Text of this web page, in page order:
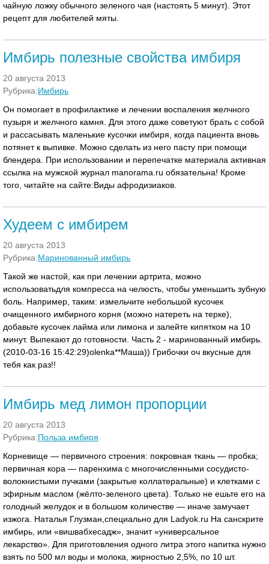
чайную ложку обычного зеленого чая (настоять 5 минут). Этот
рецепт для любителей мяты.
Имбирь полезные свойства имбиря
20 августа 2013
Рубрика:Имбирь
Он помогает в профилактике и лечении воспаления желчного
пузыря и желчного камня. Для этого даже советуют брать с собой
и рассасывать маленькие кусочки имбиря, когда пациента вновь
потянет к выпивке. Можно сделать из него пасту при помощи
блендера. При использовании и перепечатке материала активная
ссылка на мужской журнал manorama.ru обязательна! Кроме
того, читайте на сайте:Виды афродизиаков.
Худеем с имбирем
20 августа 2013
Рубрика:Маринованный имбирь
Такой же настой, как при лечении артрита, можно
использоватьдля компресса на челюсть, чтобы уменьшить зубную
боль. Например, таким: измельчите небольшой кусочек
очищенного имбирного корня (можно натереть на терке),
добавьте кусочек лайма или лимона и залейте кипятком на 10
минут. Выпекают до готовности. Часть 2 - маринованный имбирь.
(2010-03-16 15:42:29)olenka**Маша)) Грибочки оч вкусные для
тебя как раз!!
Имбирь мед лимон пропорции
20 августа 2013
Рубрика:Польза имбиря
Корневище — первичного строения: покровная ткань — пробка;
первичная кора — паренхима с многочисленными сосудисто-
волокнистыми пучками (закрытые коллатеральные) и клетками с
эфирным маслом (жёлто-зеленого цвета). Только не ешьте его на
голодный желудок и в большом количестве — иначе замучает
изжога. Наталья Глузман,специально для Ladyok.ru На санскрите
имбирь, или «вишвабхесадж», значит «универсальное
лекарство». Для приготовления одного литра этого напитка нужно
взять по 500 мл воды и молока, жирностью 2,5%, по 10 шт.